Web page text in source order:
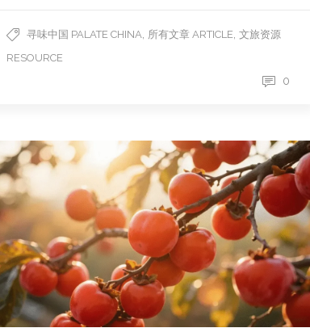
寻味中国 PALATE CHINA, 所有文章 ARTICLE, 文旅资源
RESOURCE
0